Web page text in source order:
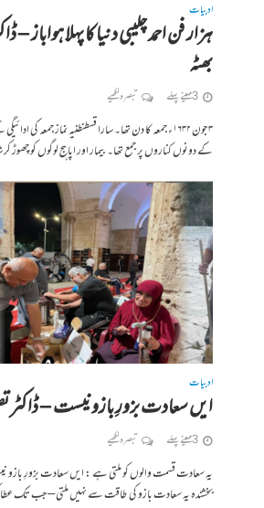
ادبیات
ہزار فن احمد چلیبی دنیا کا پہلا ہواباز –
بھٹہ
3 مہینے پہلے تبصرہ لکھیے
۳ جون ۱۶۳۲ء جمعہ کا دن تھا۔ سارا قسطنطنیہ نماز جمعہ
کے دونوں کناروں پر جمع تھا۔ بیمار اور اپاہج لوگوں کو چھوڑ
ادبیات
ایں سعادت بزورِ بازو نیست – ڈاکٹر
3 مہینے پہلے تبصرہ لکھیے
یہ سعادت قسمت والوں کو ملتی ہے : ایں سعادت بزورِ بازو
بخشندہ یہ سعادت بازو کی طاقت سے نہیں ملتی – جب تک عطا